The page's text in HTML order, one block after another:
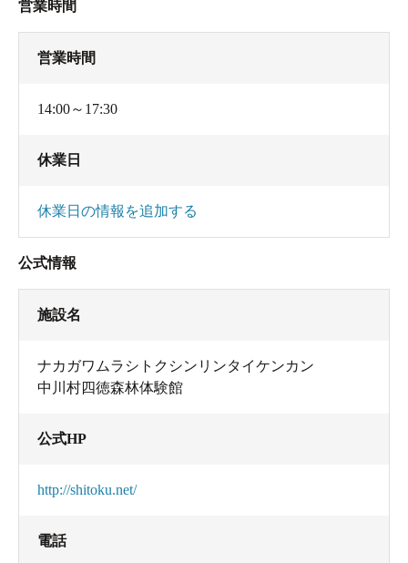
営業時間
営業時間
14:00～17:30
休業日
休業日の情報を追加する
公式情報
施設名
ナカガワムラシトクシンリンタイケンカン
中川村四徳森林体験館
公式HP
http://shitoku.net/
電話